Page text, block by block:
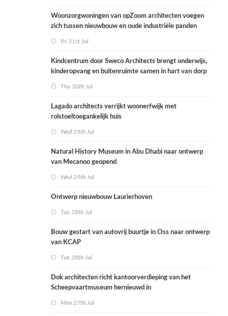
Woonzorgwoningen van opZoom architecten voegen
zich tussen nieuwbouw en oude industriële panden
Fri 31st Jul
Kindcentrum door Sweco Architects brengt onderwijs,
kinderopvang en buitenruimte samen in hart van dorp
Thu 30th Jul
Lagado architects verrijkt woonerfwijk met
rolstoeltoegankelijk huis
Wed 29th Jul
Natural History Museum in Abu Dhabi naar ontwerp
van Mecanoo geopend
Wed 29th Jul
Ontwerp nieuwbouw Laurierhoven
Tue 28th Jul
Bouw gestart van autovrij buurtje in Oss naar ontwerp
van KCAP
Tue 28th Jul
Dok architecten richt kantoorverdieping van het
Scheepvaartmuseum hernieuwd in
Mon 27th Jul